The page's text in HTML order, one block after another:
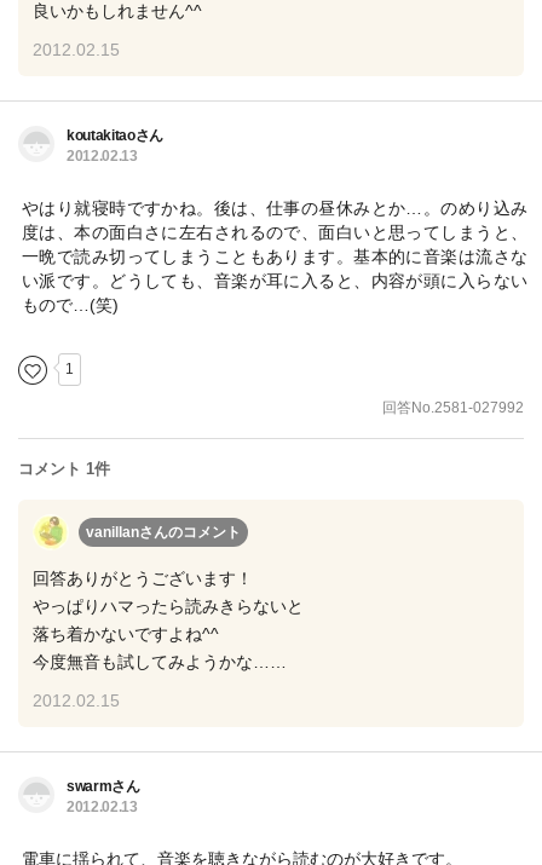
良いかもしれません^^
2012.02.15
koutakitaoさん
2012.02.13
やはり就寝時ですかね。後は、仕事の昼休みとか…。のめり込み
度は、本の面白さに左右されるので、面白いと思ってしまうと、
一晩で読み切ってしまうこともあります。基本的に音楽は流さな
い派です。どうしても、音楽が耳に入ると、内容が頭に入らない
もので…(笑)
1
回答No.2581-027992
コメント 1件
vanillanさんのコメント
回答ありがとうございます！
やっぱりハマったら読みきらないと
落ち着かないですよね^^
今度無音も試してみようかな……
2012.02.15
swarmさん
2012.02.13
電車に揺られて、音楽を聴きながら読むのが大好きです。